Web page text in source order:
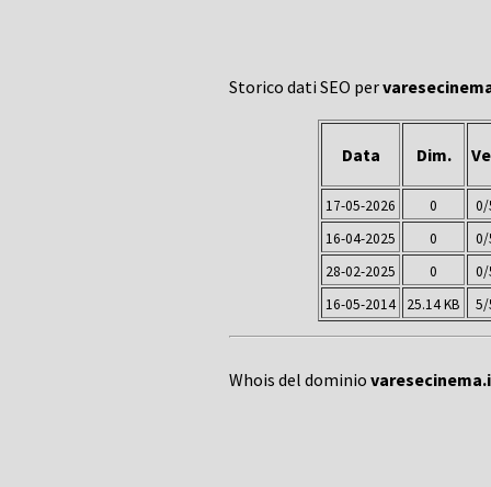
Storico dati SEO per
Data Dim.
17-05-2026 0
0/
16-04-2025
0
0/
28-02-2025
0
0/
16-05-2014
25.14 KB 5/
Whois del dominio